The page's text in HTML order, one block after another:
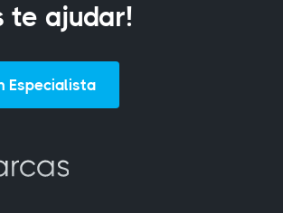
te ajudar!
Especialista